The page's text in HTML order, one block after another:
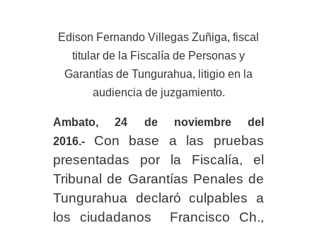
Edison Fernando Villegas Zuñiga, fiscal
titular de la Fiscalía de Personas y
Garantías de Tungurahua, litigio en la
audiencia de juzgamiento.
Ambato, 24 de noviembre del
2016.- Con base a las pruebas
presentadas por la Fiscalía, el
Tribunal de Garantías Penales de
Tungurahua declaró culpables a
los ciudadanos Francisco Ch.,